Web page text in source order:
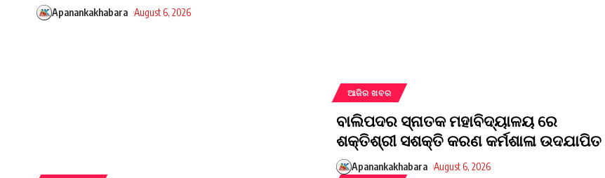
Apanankakhabara August 6, 2026
ଆଜିର ଖବର
ବାଲିପଦର ସ୍ନାତକ ମହାବିଦ୍ୟାଳୟ ରେ
ଶକ୍ତିଶ୍ରୀ ସଶକ୍ତି କରଣ କର୍ମଶାଳା ଉଦଯାପିତ
Apanankakhabara August 6, 2026